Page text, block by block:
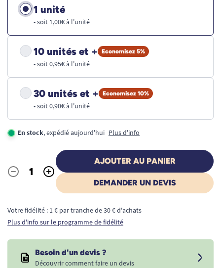
1 unité
• soit 1,00€ à l'unité
10 unités et + Economisez 5%
• soit 0,95€ à l'unité
30 unités et + Economisez 10%
• soit 0,90€ à l'unité
En stock, expédié aujourd'hui Plus d'info
Quantité
- +
AJOUTER AU PANIER
DEMANDER UN DEVIS
Votre fidélité : 1 € par tranche de 30 € d'achats
Plus d'info sur le programme de fidélité
Besoin d'un devis ?
Découvrir comment faire un devis